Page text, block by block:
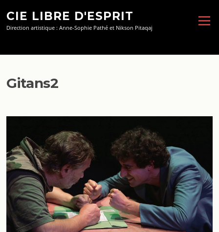
contenu
CIE LIBRE D'ESPRIT
Direction artistique : Anne-Sophie Pathé et Nikson Pitaqaj
Menu
Gitans2